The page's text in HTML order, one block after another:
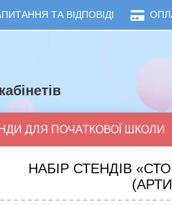
ТА ВІДПОВІДІ
ДЛЯ ПОЧАТКОВОЇ ШКОЛИ
НАБІР СТЕНДІВ